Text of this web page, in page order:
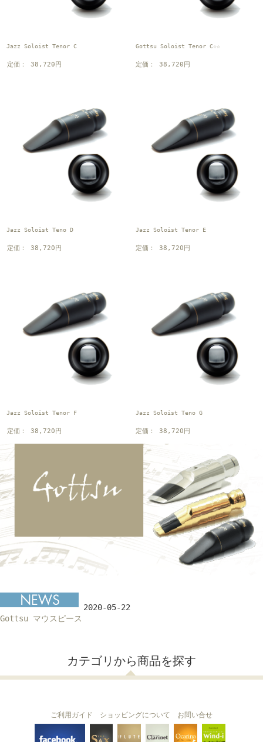
Jazz Soloist Tenor C
定価： 38,720円
Gottsu Soloist Tenor C☆☆
定価： 38,720円
Jazz Soloist Teno D
定価： 38,720円
Jazz Soloist Tenor E
定価： 38,720円
Jazz Soloist Tenor F
定価： 38,720円
Jazz Soloist Teno G
定価： 38,720円
2020-05-22
Gottsu マウスピース
カテゴリから商品を探す
ご利用ガイド ショッピングについて お問い合せ